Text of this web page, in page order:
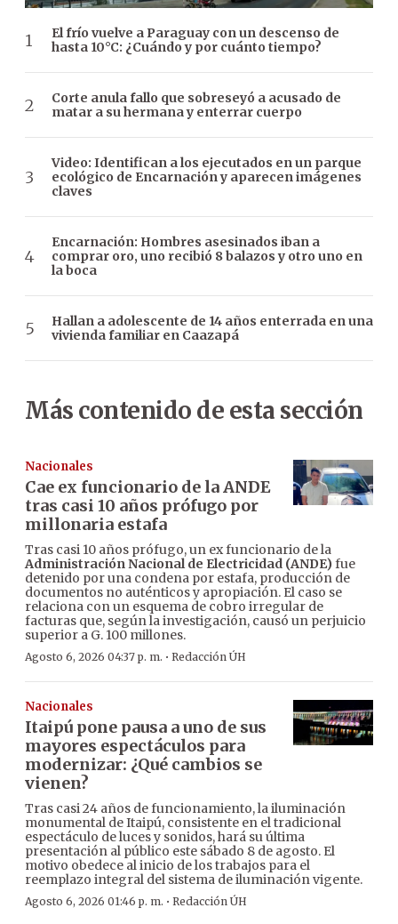
El frío vuelve a Paraguay con un descenso de
hasta 10°C: ¿Cuándo y por cuánto tiempo?
Corte anula fallo que sobreseyó a acusado de
matar a su hermana y enterrar cuerpo
Video: Identifican a los ejecutados en un parque
ecológico de Encarnación y aparecen imágenes
claves
Encarnación: Hombres asesinados iban a
comprar oro, uno recibió 8 balazos y otro uno en
la boca
Hallan a adolescente de 14 años enterrada en una
vivienda familiar en Caazapá
Más contenido de esta sección
Nacionales
Cae ex funcionario de la ANDE
tras casi 10 años prófugo por
millonaria estafa
Tras casi 10 años prófugo, un ex funcionario de la
Administración Nacional de Electricidad (ANDE)fue
detenido por una condena por estafa, producción de
documentos no auténticos y apropiación. El caso se
relaciona con un esquema de cobro irregular de
facturas que, según la investigación, causó un perjuicio
superior a G. 100 millones.
Agosto 6, 2026 04:37 p. m. · Redacción ÚH
Nacionales
Itaipú pone pausa a uno de sus
mayores espectáculos para
modernizar: ¿Qué cambios se
vienen?
Tras casi 24 años de funcionamiento, la iluminación
monumental de Itaipú, consistente en el tradicional
espectáculo de luces y sonidos, hará su última
presentación al público este sábado 8 de agosto. El
motivo obedece al inicio de los trabajos para el
reemplazo integral del sistema de iluminación vigente.
Agosto 6, 2026 01:46 p. m. · Redacción ÚH